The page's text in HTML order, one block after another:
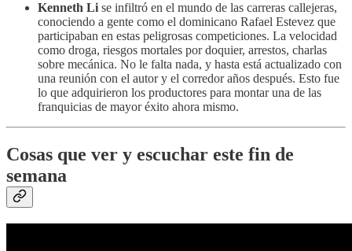
Kenneth Li se infiltró en el mundo de las carreras callejeras,
conociendo a gente como el dominicano Rafael Estevez que
participaban en estas peligrosas competiciones. La velocidad
como droga, riesgos mortales por doquier, arrestos, charlas
sobre mecánica. No le falta nada, y hasta está actualizado con
una reunión con el autor y el corredor años después. Esto fue
lo que adquirieron los productores para montar una de las
franquicias de mayor éxito ahora mismo.
Cosas que ver y escuchar este fin de
semana